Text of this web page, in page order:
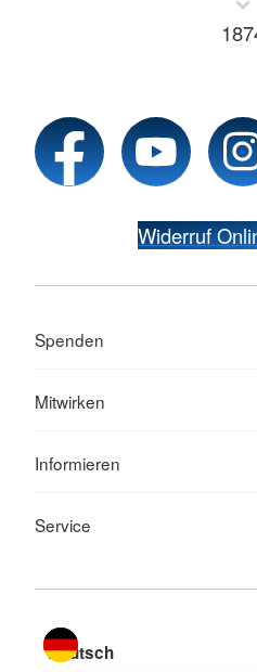
Widerruf
Spenden
Mitwirken
Informieren
Service
Sprache wechseln zu